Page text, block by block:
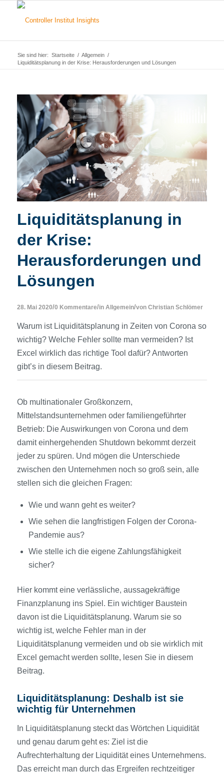
Sie sind hier: Startseite / Allgemein /
Liquiditätsplanung in der Krise: Herausforderungen und Lösungen
Liquiditätsplanung in
der Krise:
Herausforderungen und
Lösungen
28. Mai 2020/0 Kommentare/in Allgemein/von Christian Schlömer
Warum ist Liquiditätsplanung in Zeiten von Corona so
wichtig? Welche Fehler sollte man vermeiden? Ist
Excel wirklich das richtige Tool dafür? Antworten
gibt’s in diesem Beitrag.
Ob multinationaler Großkonzern,
Mittelstandsunternehmen oder familiengeführter
Betrieb: Die Auswirkungen von Corona und dem
damit einhergehenden Shutdown bekommt derzeit
jeder zu spüren. Und mögen die Unterschiede
zwischen den Unternehmen noch so groß sein, alle
stellen sich die gleichen Fragen:
Wie und wann geht es weiter?
Wie sehen die langfristigen Folgen der Corona-
Pandemie aus?
Wie stelle ich die eigene Zahlungsfähigkeit
sicher?
Hier kommt eine verlässliche, aussagekräftige
Finanzplanung ins Spiel. Ein wichtiger Baustein
davon ist die Liquiditätsplanung. Warum sie so
wichtig ist, welche Fehler man in der
Liquiditätsplanung vermeiden und ob sie wirklich mit
Excel gemacht werden sollte, lesen Sie in diesem
Beitrag.
Liquiditätsplanung: Deshalb ist sie
wichtig für Unternehmen
In Liquiditätsplanung steckt das Wörtchen Liquidität
und genau darum geht es: Ziel ist die
Aufrechterhaltung der Liquidität eines Unternehmens.
Das erreicht man durch das Ergreifen rechtzeitiger